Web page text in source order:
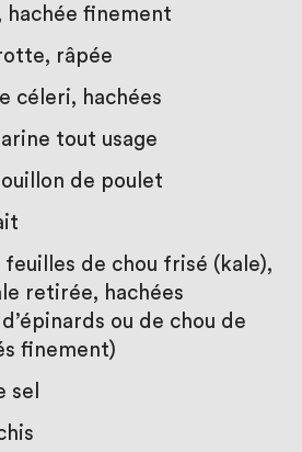
hachée finement
râpée
céleri, hachées
tout usage
de poulet
feuilles de chou frisé (kale),
retirée, hachées
ou de chou de
finement)
sel